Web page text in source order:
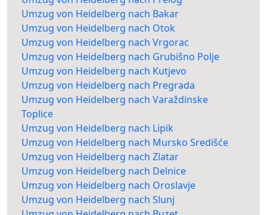
Umzug von Heidelberg nach Bakar
Umzug von Heidelberg nach Otok
Umzug von Heidelberg nach Vrgorac
Umzug von Heidelberg nach Grubišno Polje
Umzug von Heidelberg nach Kutjevo
Umzug von Heidelberg nach Pregrada
Umzug von Heidelberg nach Varaždinske
Toplice
Umzug von Heidelberg nach Lipik
Umzug von Heidelberg nach Mursko Središće
Umzug von Heidelberg nach Zlatar
Umzug von Heidelberg nach Delnice
Umzug von Heidelberg nach Oroslavje
Umzug von Heidelberg nach Slunj